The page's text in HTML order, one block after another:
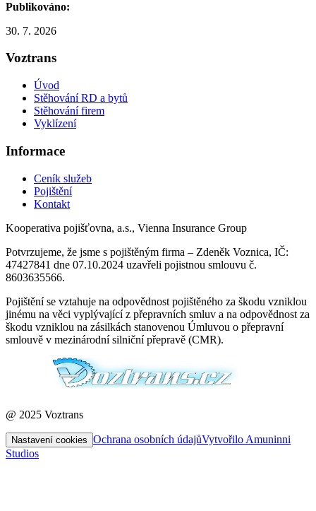
Publikováno:
30. 7. 2026
Voztrans
Úvod
Stěhování RD a bytů
Stěhování firem
Vyklízení
Informace
Ceník služeb
Pojištění
Kontakt
Kooperativa pojišťovna, a.s., Vienna Insurance Group
Potvrzujeme, že jsme s pojištěným firma – Zdeněk Voznica, IČ:
47427841 dne 07.10.2024 uzavřeli pojistnou smlouvu č.
8603635566.
Pojištění se vztahuje na odpovědnost pojištěného za škodu vzniklou
jinému na věci vyplývající z přepravních smluv a na odpovědnost za
škodu vzniklou na zásilkách stanovenou Úmluvou o přepravní
smlouvě v mezinárodní silniční přepravě (CMR).
@ 2025 Voztrans
Nastavení cookies Ochrana osobních údajůVytvořilo Amuninni
Studios